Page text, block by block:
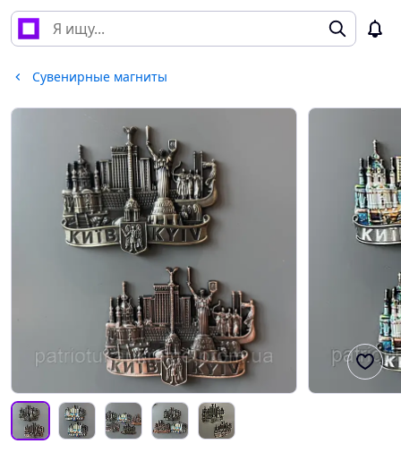
Сувенирные магниты